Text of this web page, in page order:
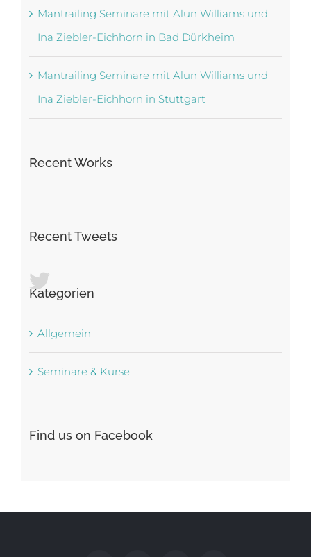
Mantrailing Seminare mit Alun Williams und
Ina Ziebler-Eichhorn in Bad Dürkheim
Mantrailing Seminare mit Alun Williams und
Ina Ziebler-Eichhorn in Stuttgart
Recent Works
Recent Tweets
Kategorien
Allgemein
Seminare & Kurse
Find us on Facebook